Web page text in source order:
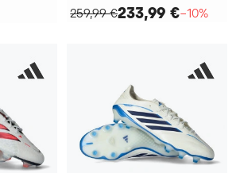
259,99 €233,99 €−10%